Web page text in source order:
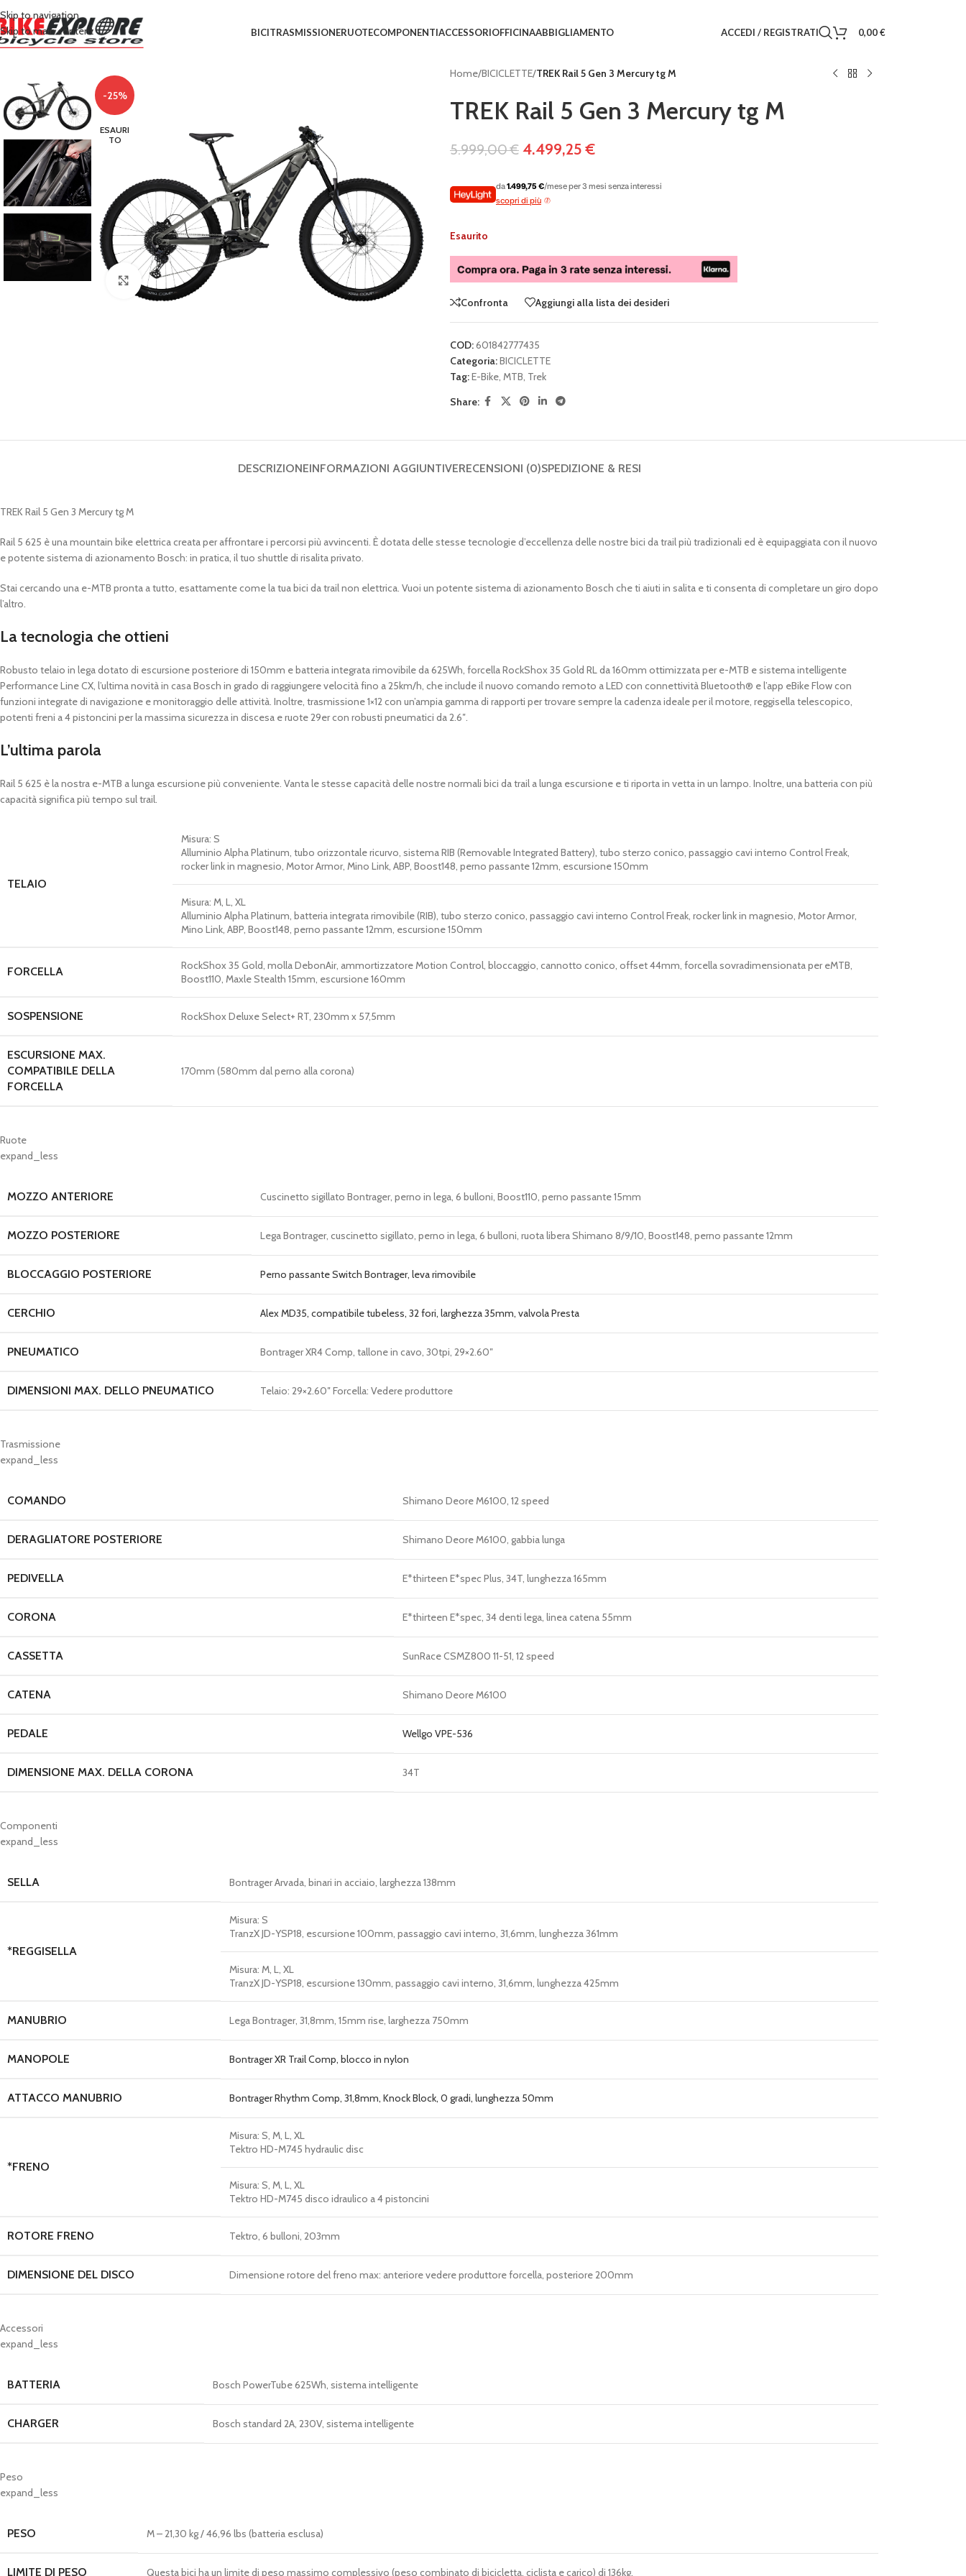
Skip to navigation
Skip to main content
BICITRASMISSIONERUOTECOMPONENTIACCESSORIOFFICINAABBIGLIAMENTO ACCEDI / REGISTRATI 0,00€
-25%
ESAURI
TO
Clicca per ingrandire
Home/BICICLETTE/TREK Rail 5 Gen 3 Mercury tg M
TREK Rail 5 Gen 3 Mercury tg M
5.999,00€ 4.499,25€
da1.499,75 €/mese per 3 mesi senza interessi
scopri di più
Esaurito
Confronta Aggiungi alla lista dei desideri
COD:601842777435
Categoria:BICICLETTE
Tag:E-Bike, MTB, Trek
Share:
DESCRIZIONEINFORMAZIONI AGGIUNTIVERECENSIONI (0)SPEDIZIONE & RESI
TREK Rail 5 Gen 3 Mercury tg M
Rail 5 625 è una mountain bike elettrica creata per affrontare i percorsi più avvincenti. È dotata delle stesse tecnologie d’eccellenza delle nostre bici da trail più tradizionali ed è equipaggiata con il nuovo
e potente sistema di azionamento Bosch: in pratica, il tuo shuttle di risalita privato.
Stai cercando una e-MTB pronta a tutto, esattamente come la tua bici da trail non elettrica. Vuoi un potente sistema di azionamento Bosch che ti aiuti in salita e ti consenta di completare un giro dopo
l’altro.
La tecnologia che ottieni
Robusto telaio in lega dotato di escursione posteriore di 150mm e batteria integrata rimovibile da 625Wh, forcella RockShox 35 Gold RL da 160mm ottimizzata per e-MTB e sistema intelligente
Performance Line CX, l’ultima novità in casa Bosch in grado di raggiungere velocità fino a 25km/h, che include il nuovo comando remoto a LED con connettività Bluetooth® e l’app eBike Flow con
funzioni integrate di navigazione e monitoraggio delle attività. Inoltre, trasmissione 1×12 con un’ampia gamma di rapporti per trovare sempre la cadenza ideale per il motore, reggisella telescopico,
potenti freni a 4 pistoncini per la massima sicurezza in discesa e ruote 29er con robusti pneumatici da 2.6″.
L’ultima parola
Rail 5 625 è la nostra e-MTB a lunga escursione più conveniente. Vanta le stesse capacità delle nostre normali bici da trail a lunga escursione e ti riporta in vetta in un lampo. Inoltre, una batteria con più
capacità significa più tempo sul trail.
TELAIO
Misura: S
Alluminio Alpha Platinum, tubo orizzontale ricurvo, sistema RIB (Removable Integrated Battery), tubo sterzo conico, passaggio cavi interno Control Freak,
rocker link in magnesio, Motor Armor, Mino Link, ABP, Boost148, perno passante 12mm, escursione 150mm
Misura: M, L, XL
Alluminio Alpha Platinum, batteria integrata rimovibile (RIB), tubo sterzo conico, passaggio cavi interno Control Freak, rocker link in magnesio, Motor Armor,
Mino Link, ABP, Boost148, perno passante 12mm, escursione 150mm
FORCELLA
RockShox 35 Gold, molla DebonAir, ammortizzatore Motion Control, bloccaggio, cannotto conico, offset 44mm, forcella sovradimensionata per eMTB,
Boost110, Maxle Stealth 15mm, escursione 160mm
SOSPENSIONE RockShox Deluxe Select+ RT, 230mm x 57,5mm
ESCURSIONE MAX.
COMPATIBILE DELLA
FORCELLA
170mm (580mm dal perno alla corona)
Ruote
expand_less
MOZZO ANTERIORE Cuscinetto sigillato Bontrager, perno in lega, 6 bulloni, Boost110, perno passante 15mm
MOZZO POSTERIORE Lega Bontrager, cuscinetto sigillato, perno in lega, 6 bulloni, ruota libera Shimano 8/9/10, Boost148, perno passante 12mm
BLOCCAGGIO POSTERIORE Perno passante Switch Bontrager, leva rimovibile
CERCHIO Alex MD35, compatibile tubeless, 32 fori, larghezza 35mm, valvola Presta
PNEUMATICO Bontrager XR4 Comp, tallone in cavo, 30tpi, 29×2.60″
DIMENSIONI MAX. DELLO PNEUMATICO Telaio: 29×2.60″ Forcella: Vedere produttore
Trasmissione
expand_less
COMANDO Shimano Deore M6100, 12 speed
DERAGLIATORE POSTERIORE Shimano Deore M6100, gabbia lunga
PEDIVELLA E*thirteen E*spec Plus, 34T, lunghezza 165mm
CORONA E*thirteen E*spec, 34 denti lega, linea catena 55mm
CASSETTA SunRace CSMZ800 11-51, 12 speed
CATENA Shimano Deore M6100
PEDALE Wellgo VPE-536
DIMENSIONE MAX. DELLA CORONA 34T
Componenti
expand_less
SELLA Bontrager Arvada, binari in acciaio, larghezza 138mm
*REGGISELLA
Misura: S
TranzX JD-YSP18, escursione 100mm, passaggio cavi interno, 31,6mm, lunghezza 361mm
Misura: M, L, XL
TranzX JD-YSP18, escursione 130mm, passaggio cavi interno, 31,6mm, lunghezza 425mm
MANUBRIO Lega Bontrager, 31,8mm, 15mm rise, larghezza 750mm
MANOPOLE Bontrager XR Trail Comp, blocco in nylon
ATTACCO MANUBRIO Bontrager Rhythm Comp, 31,8mm, Knock Block, 0 gradi, lunghezza 50mm
*FRENO
Misura: S, M, L, XL
Tektro HD-M745 hydraulic disc
Misura: S, M, L, XL
Tektro HD-M745 disco idraulico a 4 pistoncini
ROTORE FRENO Tektro, 6 bulloni, 203mm
DIMENSIONE DEL DISCO Dimensione rotore del freno max: anteriore vedere produttore forcella, posteriore 200mm
Accessori
expand_less
BATTERIA Bosch PowerTube 625Wh, sistema intelligente
CHARGER Bosch standard 2A, 230V, sistema intelligente
Peso
expand_less
PESO M – 21,30 kg / 46,96 lbs (batteria esclusa)
LIMITE DI PESO Questa bici ha un limite di peso massimo complessivo (peso combinato di bicicletta, ciclista e carico) di 136kg.